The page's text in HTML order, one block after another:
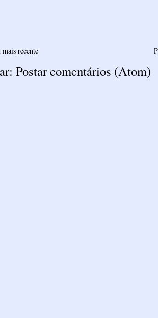
mais recente
Postar comentários (Atom)